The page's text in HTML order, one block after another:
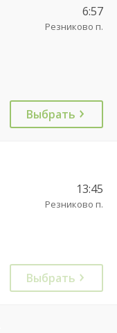
6:57
Резниково п.
Выбрать
13:45
Резниково п.
Выбрать